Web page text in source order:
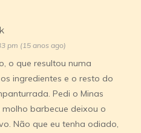
pm (15 anos ago)
o que resultou numa
ingredientes e o resto do
Pedi o Minas
barbecue deixou o
Não que eu tenha odiado,